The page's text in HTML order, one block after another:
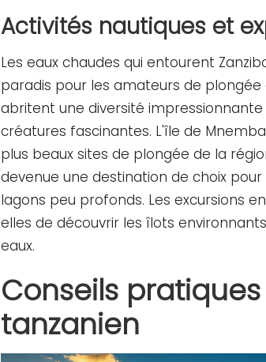
Activités nautiques et
Les eaux chaudes qui entourent
paradis pour les amateurs de
abritent une diversité
créatures fascinantes. L'île de
plus beaux sites de plongée de la
devenue une destination de choix
lagons peu profonds. Les excursions
elles de découvrir les îlots
eaux.
Conseils
tanzanien